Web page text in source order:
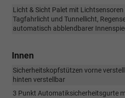
Licht & Sicht Palet mit
Tagfahrlicht und Tunnellicht,
automatisch abblendbarer
Innen
Sicherheitskopfstützen vorne
hinten verstellbar
3 Punkt Automatiksicherheitsgurte